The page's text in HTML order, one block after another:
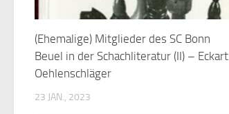
(Ehemalige) Mitglieder des SC Bonn
Beuel in der Schachliteratur (II) – Eckart
Oehlenschläger
23 JAN., 2023